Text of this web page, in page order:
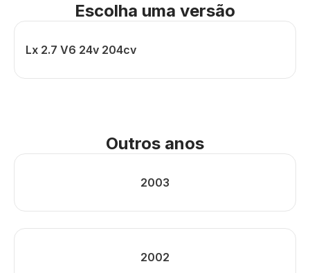
Escolha uma versão
Lx 2.7 V6 24v 204cv
Outros anos
2003
2002